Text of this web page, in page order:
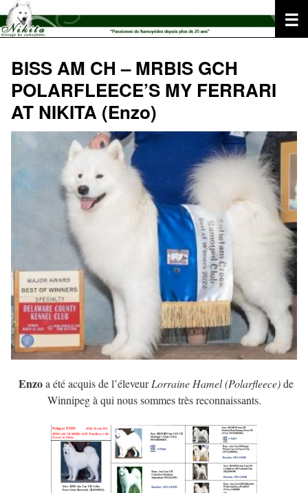
Aller
au
contenu
BISS AM CH – MRBIS GCH
POLARFLEECE’S MY FERRARI
AT NIKITA (Enzo)
Enzoa été acquis de l’éleveurLorraine Hamel (Polarfleece)de
Winnipeg à qui nous sommes très reconnaissants.